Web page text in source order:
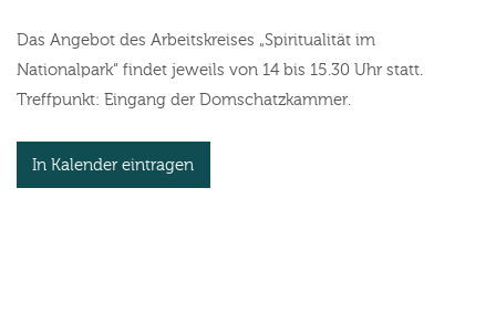
Das Angebot des Arbeitskreises „Spiritualität im
Nationalpark“ findet jeweils von 14 bis 15.30 Uhr statt.
Treffpunkt: Eingang der Domschatzkammer.
In Kalender eintragen